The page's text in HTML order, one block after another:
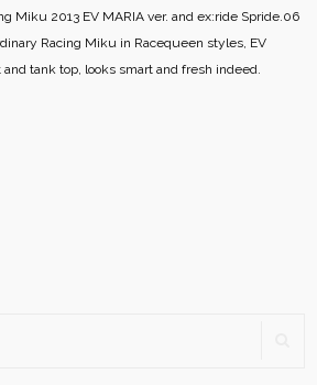
Miku 2013 EV MARIA ver. and ex:ride Spride.06
Racing Miku in Racequeen styles, EV
tank top, looks smart and fresh indeed.